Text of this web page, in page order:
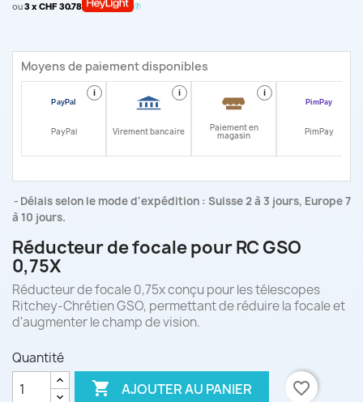
ou3 x CHF 30.78
Moyens de paiement disponibles
i
PayPal
i
Virement bancaire
i
Paiement en
magasin PimPay
Délais selon le mode d'expédition : Suisse 2 à 3 jours, Europe 7
à 10 jours.
Réducteur de focale pour RC GSO
0,75X
Réducteur de focale 0,75x conçu pour les télescopes
Ritchey-Chrétien GSO, permettant de réduire la focale et
d'augmenter le champ de vision.
Quantité
 AJOUTER AU PANIER favorite_border